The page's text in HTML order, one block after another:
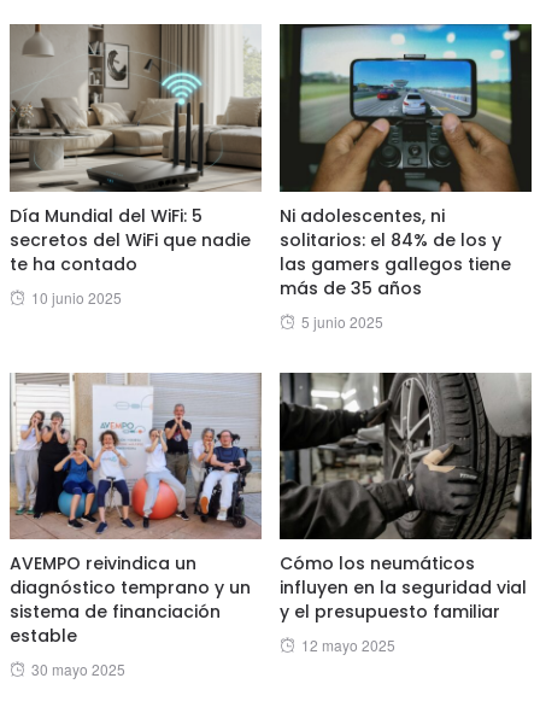
Día Mundial del WiFi: 5
secretos del WiFi que nadie
te ha contado
Posted
10 junio 2025
Ni adolescentes, ni
solitarios: el 84% de los y
las gamers gallegos tiene
más de 35 años
Posted
5 junio 2025
AVEMPO reivindica un
diagnóstico temprano y un
sistema de financiación
estable
Posted
30 mayo 2025
Cómo los neumáticos
influyen en la seguridad vial
y el presupuesto familiar
Posted
12 mayo 2025